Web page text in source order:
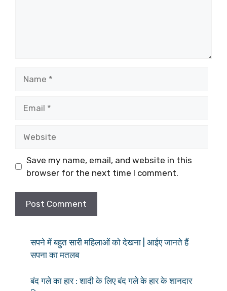
Save my name, email, and website in this
browser for the next time I comment.
सपने में बहुत सारी महिलाओं को देखना | आईए जानते हैं
सपना का मतलब
बंद गले का हार : शादी के लिए बंद गले के हार के शानदार